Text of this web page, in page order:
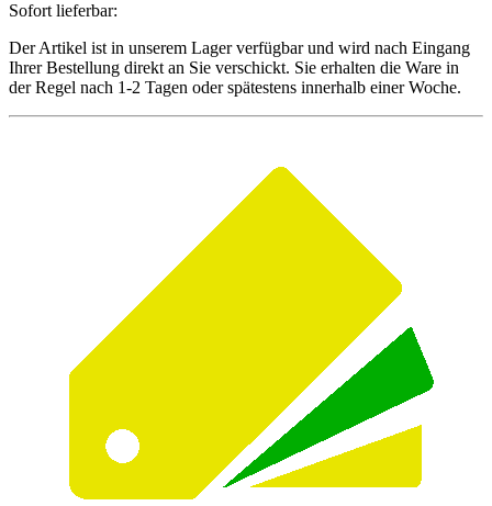
Sofort lieferbar:
Der Artikel ist in unserem Lager verfügbar und wird nach Eingang
Ihrer Bestellung direkt an Sie verschickt. Sie erhalten die Ware in
der Regel nach 1-2 Tagen oder spätestens innerhalb einer Woche.